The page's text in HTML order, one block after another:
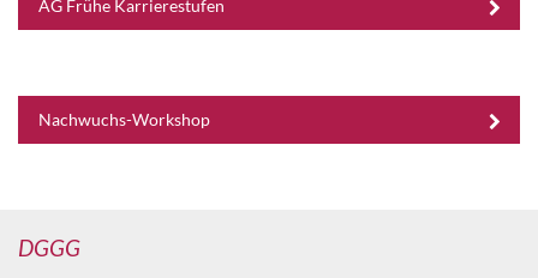
AG Frühe Karrierestufen
Nachwuchs-Workshop
DGGG